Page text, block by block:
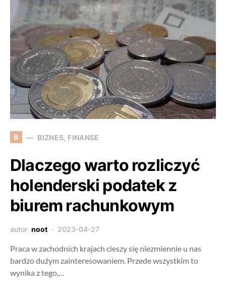
B BIZNES, FINANSE
Dlaczego warto rozliczyć
holenderski podatek z
biurem rachunkowym
autor noot 2023-04-27
Praca w zachodnich krajach cieszy się niezmiennie u nas
bardzo dużym zainteresowaniem. Przede wszystkim to
wynika z tego,…